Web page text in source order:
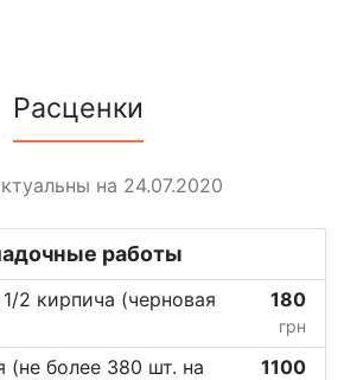
Расценки
на 24.07.2020
работы
2 кирпича (черновая
180
грн
(не более 380 шт. на
1100